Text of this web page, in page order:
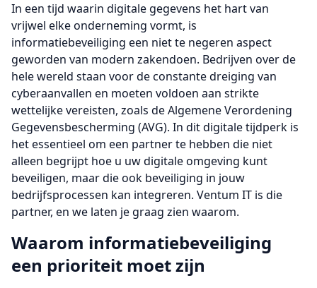
In een tijd waarin digitale gegevens het hart van
vrijwel elke onderneming vormt, is
informatiebeveiliging een niet te negeren aspect
geworden van modern zakendoen. Bedrijven over de
hele wereld staan voor de constante dreiging van
cyberaanvallen en moeten voldoen aan strikte
wettelijke vereisten, zoals de Algemene Verordening
Gegevensbescherming (AVG). In dit digitale tijdperk is
het essentieel om een partner te hebben die niet
alleen begrijpt hoe u uw digitale omgeving kunt
beveiligen, maar die ook beveiliging in jouw
bedrijfsprocessen kan integreren. Ventum IT is die
partner, en we laten je graag zien waarom.
Waarom informatiebeveiliging
een prioriteit moet zijn